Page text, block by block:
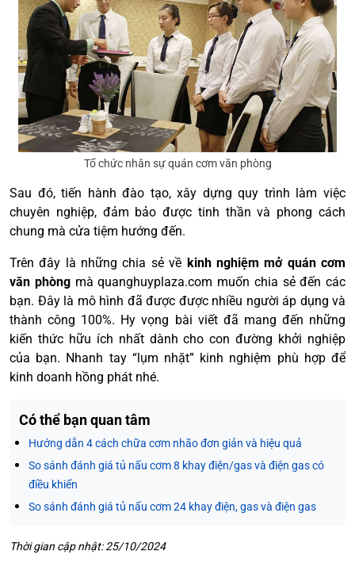
Tổ chức nhân sự quán cơm văn phòng
Sau đó, tiến hành đào tạo, xây dựng quy trình làm việc
chuyên nghiệp, đảm bảo được tinh thần và phong cách
chung mà cửa tiệm hướng đến.
Trên đây là những chia sẻ về kinh nghiệm mở quán cơm
văn phòng mà quanghuyplaza.com muốn chia sẻ đến các
bạn. Đây là mô hình đã được được nhiều người áp dụng và
thành công 100%. Hy vọng bài viết đã mang đến những
kiến thức hữu ích nhất dành cho con đường khởi nghiệp
của bạn. Nhanh tay “lụm nhặt” kinh nghiệm phù hợp để
kinh doanh hồng phát nhé.
Có thể bạn quan tâm
Hướng dẫn 4 cách chữa cơm nhão đơn giản và hiệu quả
So sánh đánh giá tủ nấu cơm 8 khay điện/gas và điện gas có
điều khiển
So sánh đánh giá tủ nấu cơm 24 khay điện, gas và điện gas
Thời gian cập nhật: 25/10/2024